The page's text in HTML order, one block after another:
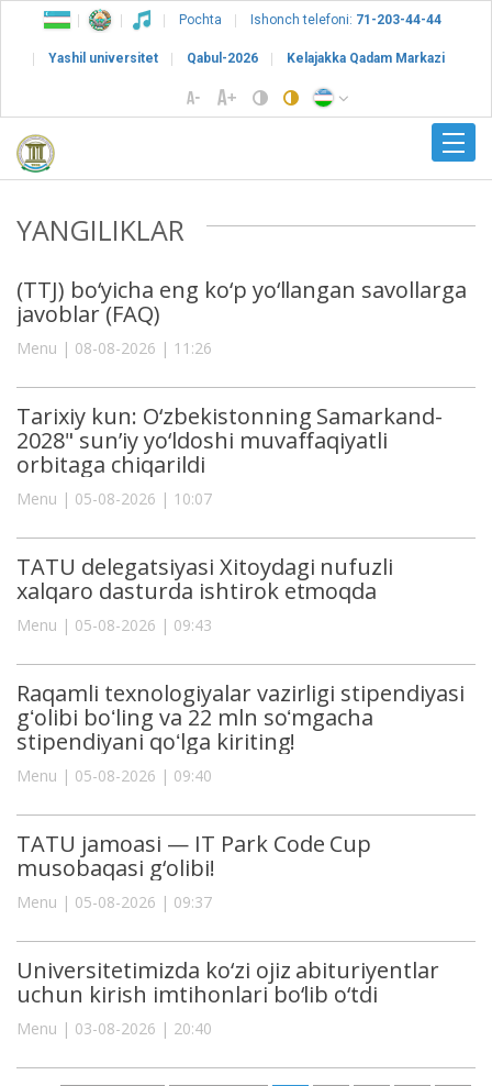
Pochta Ishonch telefoni: 71-203-44-44
Yashil universitet Qabul-2026 Kelajakka Qadam Markazi
YANGILIKLAR
(TTJ) bo‘yicha eng ko‘p yo‘llangan savollarga
javoblar (FAQ)
Menu | 08-08-2026 | 11:26
Tarixiy kun: O‘zbekistonning Samarkand-
2028" sun’iy yo‘ldoshi muvaffaqiyatli
orbitaga chiqarildi
Menu | 05-08-2026 | 10:07
TATU delegatsiyasi Xitoydagi nufuzli
xalqaro dasturda ishtirok etmoqda
Menu | 05-08-2026 | 09:43
Raqamli texnologiyalar vazirligi stipendiyasi
gʻolibi boʻling va 22 mln soʻmgacha
stipendiyani qoʻlga kiriting!
Menu | 05-08-2026 | 09:40
TATU jamoasi — IT Park Code Cup
musobaqasi g‘olibi!
Menu | 05-08-2026 | 09:37
Universitetimizda ko‘zi ojiz abituriyentlar
uchun kirish imtihonlari bo‘lib o‘tdi
Menu | 03-08-2026 | 20:40